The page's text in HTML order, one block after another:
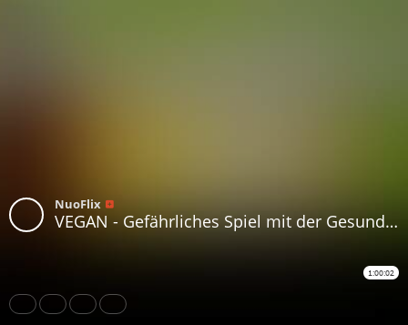
NuoFlix
VEGAN - Gefährliches Spiel mit der Gesundheit
1:00:02
Share Like